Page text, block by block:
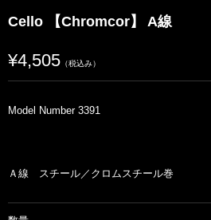
Cello 【Chromcor】 A線
¥4,505 （税込み）
Model Number 3391
Ａ線 スチール／クロムスチール巻